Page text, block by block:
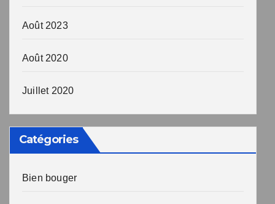
Août 2023
Août 2020
Juillet 2020
Catégories
Bien bouger